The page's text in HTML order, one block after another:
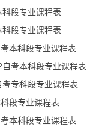
段专业课程表
段专业课程表
本科段专业课程表
考本科段专业课程表
专科段专业课程表
段专业课程表
本科段专业课程表